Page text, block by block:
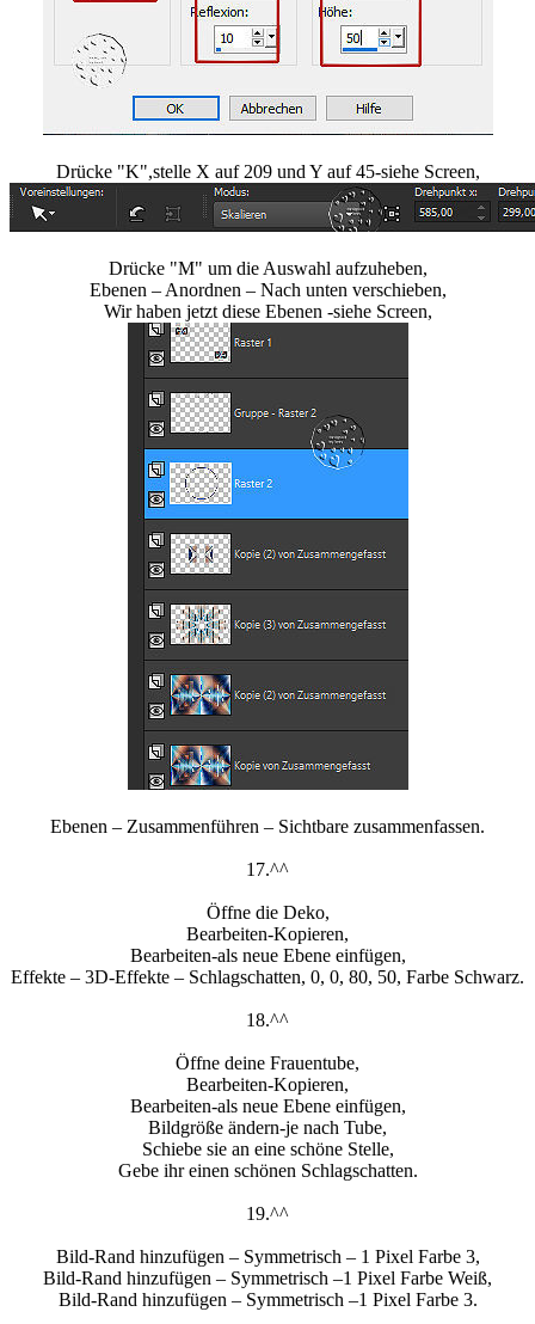
Drücke "K",stelle X auf 209 und Y auf 45-siehe Screen,
Drücke "M" um die Auswahl aufzuheben,
Ebenen – Anordnen – Nach unten verschieben,
Wir haben jetzt diese Ebenen -siehe Screen,
Ebenen – Zusammenführen – Sichtbare zusammenfassen.
17.^^
Öffne die Deko,
Bearbeiten-Kopieren,
Bearbeiten-als neue Ebene einfügen,
Effekte – 3D-Effekte – Schlagschatten, 0, 0, 80, 50, Farbe Schwarz.
18.^^
Öffne deine Frauentube,
Bearbeiten-Kopieren,
Bearbeiten-als neue Ebene einfügen,
Bildgröße ändern-je nach Tube,
Schiebe sie an eine schöne Stelle,
Gebe ihr einen schönen Schlagschatten.
19.^^
Bild-Rand hinzufügen – Symmetrisch – 1 Pixel Farbe 3,
Bild-Rand hinzufügen – Symmetrisch –1 Pixel Farbe Weiß,
Bild-Rand hinzufügen – Symmetrisch –1 Pixel Farbe 3.